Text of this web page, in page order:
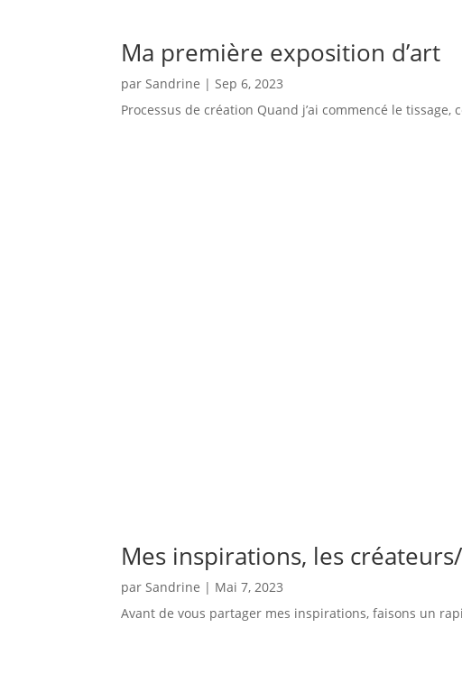
Ma première exposition d’art
parSandrine |Sep 6, 2023
Processus de création Quand j’ai commencé le
Mes inspirations, les
parSandrine | Mai 7, 2023
Avant de vous partager mes inspirations, faisons un